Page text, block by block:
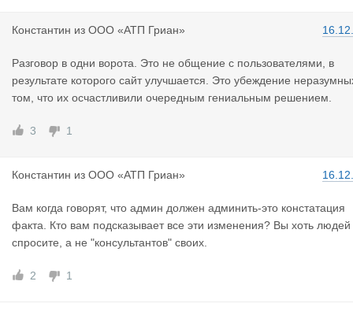
Константин из ООО «АТП Гриан»
Разговор в одни ворота. Это не общение с пользователями, в
результате которого сайт улучшается. Это убеждение
том, что их осчастливили очередным гениальным решением.
3 1
Константин из ООО «АТП Гриан»
Вам когда говорят, что админ должен админить-это констатация
факта. Кто вам подсказывает все эти изменения? Вы хоть людей
спросите, а не "консультантов" своих.
2 1